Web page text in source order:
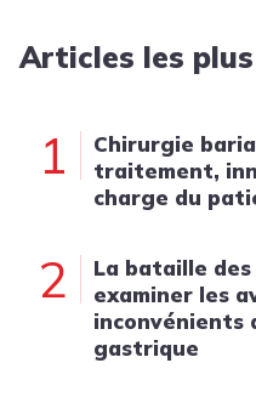
Articles les
1
Chirurgie
traitement,
charge du
2
La bataille
examiner les
inconvénients
gastrique